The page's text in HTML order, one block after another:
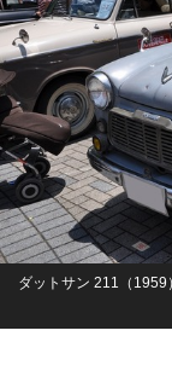
ダットサン 211（1959